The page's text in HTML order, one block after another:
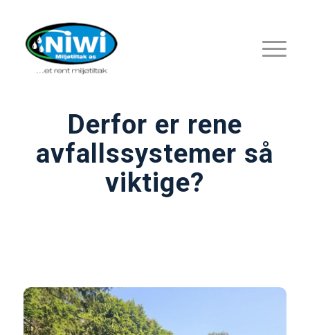
Derfor er rene
avfallssystemer så
viktige?